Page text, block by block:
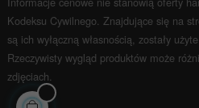
Kodeksu Cywilnego. Znajdujące się na
są ich wyłączną własnością, zostały
Rzeczywisty wygląd produktów może
zdjęciach.